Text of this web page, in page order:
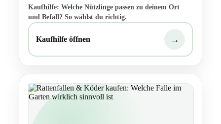
Kaufhilfe: Welche Nützlinge passen zu deinem Ort
und Befall? So wählst du richtig.
Kaufhilfe öffnen →